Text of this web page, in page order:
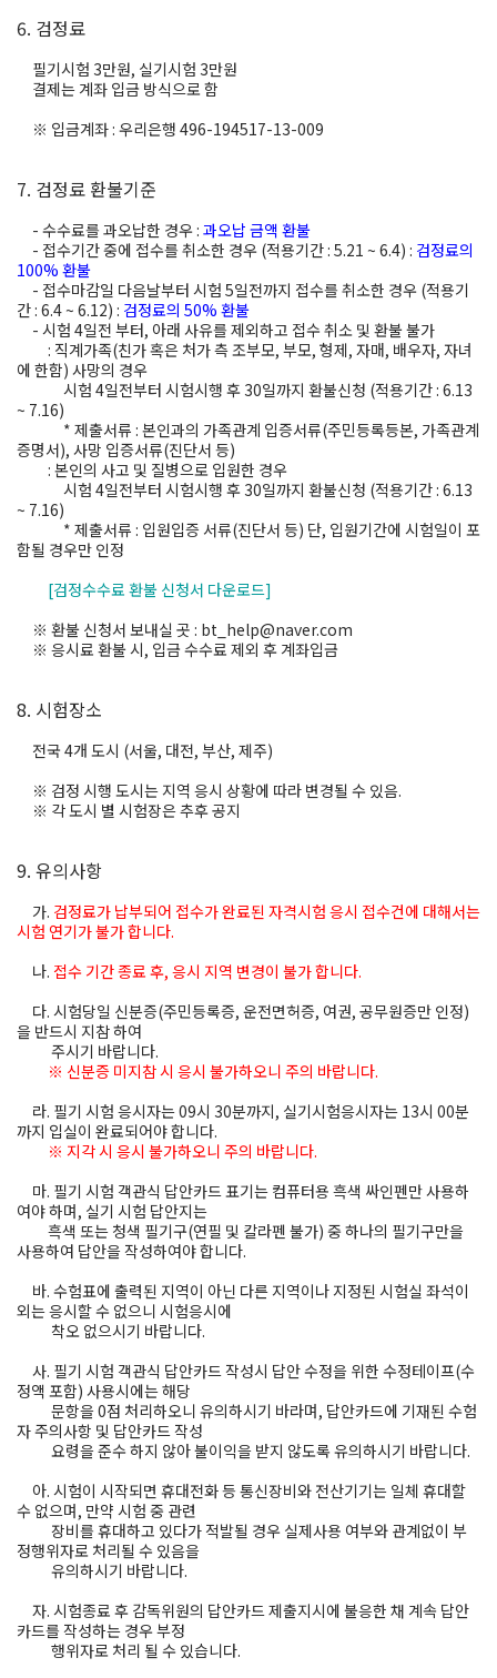
6. 검정료
필기시험 3만원, 실기시험 3만원
결제는 계좌 입금 방식으로 함
※ 입금계좌 : 우리은행 496-194517-13-009
7. 검정료 환불기준
- 수수료를 과오납한 경우 : 과오납 금액 환불
- 접수기간 중에 접수를 취소한 경우 (적용기간 : 5.21 ~ 6.4) : 검정료의
100% 환불
- 접수마감일 다음날부터 시험 5일전까지 접수를 취소한 경우 (적용기
간 : 6.4 ~ 6.12) : 검정료의 50% 환불
- 시험 4일전 부터, 아래 사유를 제외하고 접수 취소 및 환불 불가
: 직계가족(친가 혹은 처가 측 조부모, 부모, 형제, 자매, 배우자, 자녀
에 한함) 사망의 경우
시험 4일전부터 시험시행 후 30일까지 환불신청 (적용기간 : 6.13
~ 7.16)
* 제출서류 : 본인과의 가족관계 입증서류(주민등록등본, 가족관계
증명서), 사망 입증서류(진단서 등)
: 본인의 사고 및 질병으로 입원한 경우
시험 4일전부터 시험시행 후 30일까지 환불신청 (적용기간 : 6.13
~ 7.16)
* 제출서류 : 입원입증 서류(진단서 등) 단, 입원기간에 시험일이 포
함될 경우만 인정
[검정수수료 환불 신청서 다운로드]
※ 환불 신청서 보내실 곳 : bt_help@naver.com
※ 응시료 환불 시, 입금 수수료 제외 후 계좌입금
8. 시험장소
전국 4개 도시 (서울, 대전, 부산, 제주)
※ 검정 시행 도시는 지역 응시 상황에 따라 변경될 수 있음.
※ 각 도시 별 시험장은 추후 공지
9. 유의사항
가. 검정료가 납부되어 접수가 완료된 자격시험 응시 접수건에 대해서는
시험 연기가 불가 합니다.
나. 접수 기간 종료 후, 응시 지역 변경이 불가 합니다.
다. 시험당일 신분증(주민등록증, 운전면허증, 여권, 공무원증만 인정)
을 반드시 지참 하여
주시기 바랍니다.
※ 신분증 미지참 시 응시 불가하오니 주의 바랍니다.
라. 필기 시험 응시자는 09시 30분까지, 실기시험응시자는 13시 00분
까지 입실이 완료되어야 합니다.
※ 지각 시 응시 불가하오니 주의 바랍니다.
마. 필기 시험 객관식 답안카드 표기는 컴퓨터용 흑색 싸인펜만 사용하
여야 하며, 실기 시험 답안지는
흑색 또는 청색 필기구(연필 및 칼라펜 불가) 중 하나의 필기구만을
사용하여 답안을 작성하여야 합니다.
바. 수험표에 출력된 지역이 아닌 다른 지역이나 지정된 시험실 좌석이
외는 응시할 수 없으니 시험응시에
착오 없으시기 바랍니다.
사. 필기 시험 객관식 답안카드 작성시 답안 수정을 위한 수정테이프(수
정액 포함) 사용시에는 해당
문항을 0점 처리하오니 유의하시기 바라며, 답안카드에 기재된 수험
자 주의사항 및 답안카드 작성
요령을 준수 하지 않아 불이익을 받지 않도록 유의하시기 바랍니다.
아. 시험이 시작되면 휴대전화 등 통신장비와 전산기기는 일체 휴대할
수 없으며, 만약 시험 중 관련
장비를 휴대하고 있다가 적발될 경우 실제사용 여부와 관계없이 부
정행위자로 처리될 수 있음을
유의하시기 바랍니다.
자. 시험종료 후 감독위원의 답안카드 제출지시에 불응한 채 계속 답안
카드를 작성하는 경우 부정
행위자로 처리 될 수 있습니다.